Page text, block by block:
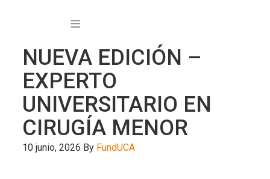
NUEVA EDICIÓN –
EXPERTO
UNIVERSITARIO EN
CIRUGÍA MENOR
10 junio, 2026 By FundUCA